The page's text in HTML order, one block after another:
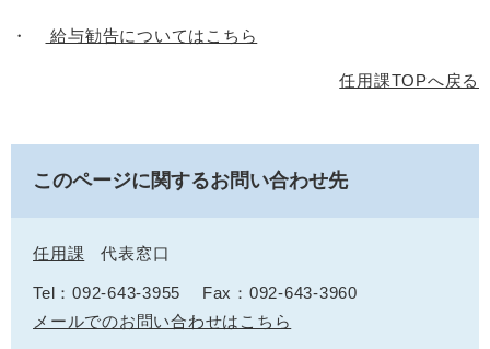
・ 給与勧告についてはこちら
任用課TOPへ戻る
このページに関するお問い合わせ先
任用課 代表窓口
Tel：092-643-3955
Fax：092-643-3960
メールでのお問い合わせはこちら